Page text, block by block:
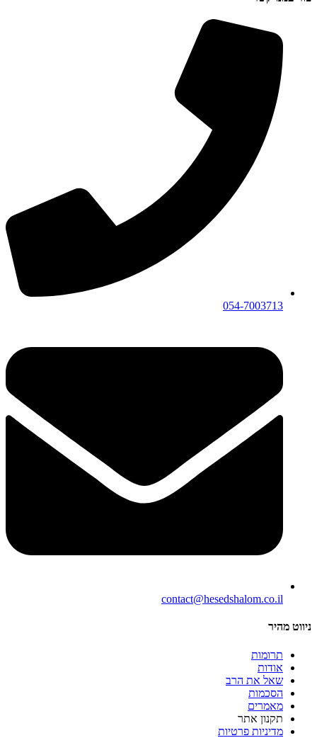
054-7003713
contact@hesedshalom.co.il
ניווט מהיר
תרומות
אודות
שאל את הרב
הסכמות
מאמרים
תקנון אתר
מדיניות פרטיות